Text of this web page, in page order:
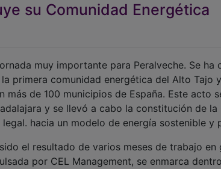
su Comunidad Energética
muy importante para Peralveche. Se
primera comunidad energética del Alto Tajo
más de 100 municipios de España. Este acto
y se llevó a cabo la constitución de
hacia un modelo de energía sostenible y
el resultado de varios meses de trabajo
por CEL Management, se enmarca